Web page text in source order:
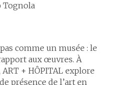
Tognola
comme un musée : le
aux œuvres. À
+ HÔPITAL explore
présence de l’art en